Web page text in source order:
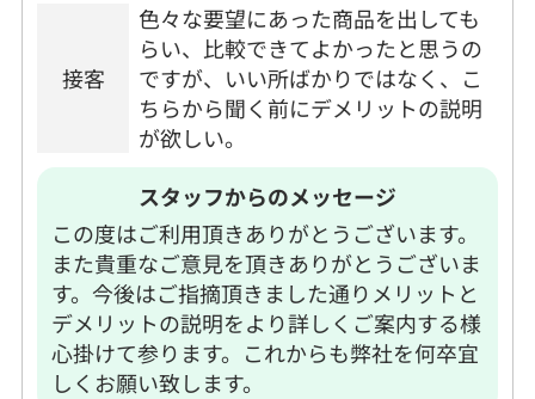
接客
色々な要望にあった商品を出しても
らい、比較できてよかったと思うの
ですが、いい所ばかりではなく、こ
ちらから聞く前にデメリットの説明
が欲しい。
スタッフからのメッセージ
この度はご利用頂きありがとうございます。
また貴重なご意見を頂きありがとうございま
す。今後はご指摘頂きました通りメリットと
デメリットの説明をより詳しくご案内する様
心掛けて参ります。これからも弊社を何卒宜
しくお願い致します。